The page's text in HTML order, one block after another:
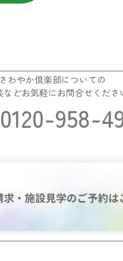
さわやか倶楽部についての
などお気軽にお問合せくださ
0120-958-